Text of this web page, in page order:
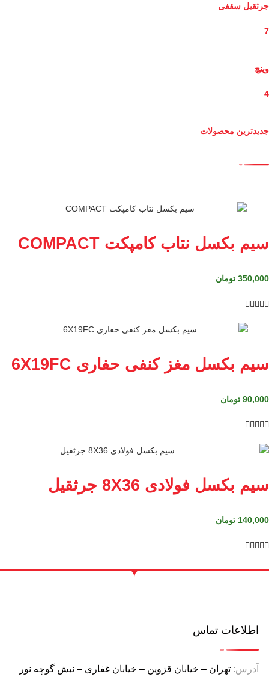
جرثقیل سقفی
7
وینچ
4
جدیدترین محصولات
سیم بکسل نتاب کامپکت COMPACT
350,000 تومان

سیم بکسل مغز کنفی حفاری 6X19FC
90,000 تومان

سیم بکسل فولادی 8X36 جرثقیل
140,000 تومان

اطلاعات تماس
آدرس: تهران – خیابان قزوین – خیابان غفاری – نبش گوچه نور